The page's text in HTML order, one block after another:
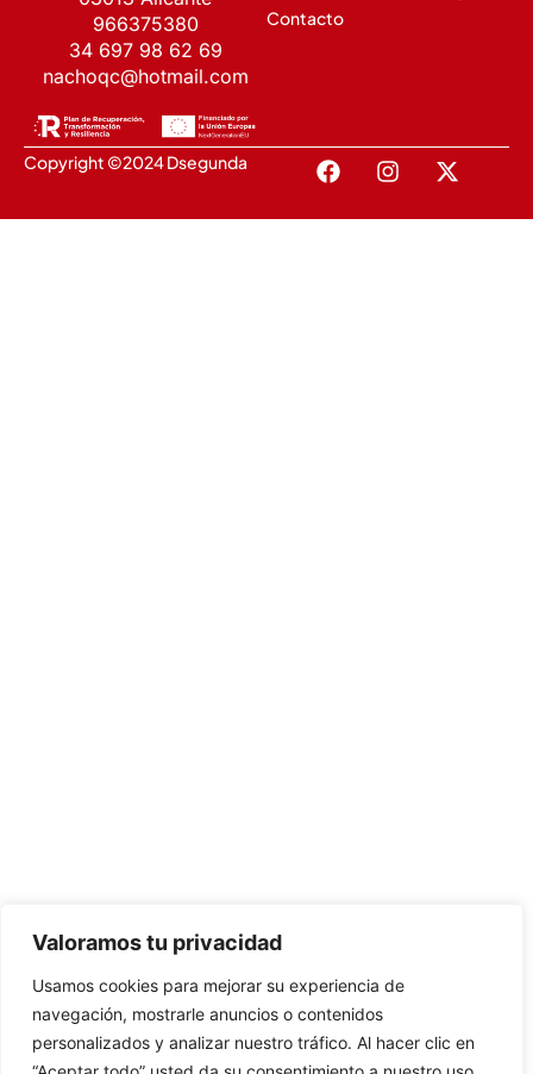
Valoramos tu privacidad
Usamos cookies para mejorar su experiencia de
navegación, mostrarle anuncios o contenidos
personalizados y analizar nuestro tráfico. Al hacer clic en
966375380
34 697 98 62 69
nachoqc@hotmail.com
Contacto
Copyright ©2024 Dsegunda